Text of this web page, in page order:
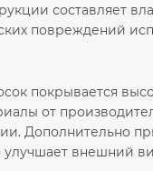
составляет
повреждений
покрывается
от
Дополнительно
улучшает внешний